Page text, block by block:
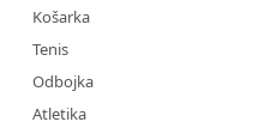
Košarka
Tenis
Odbojka
Atletika